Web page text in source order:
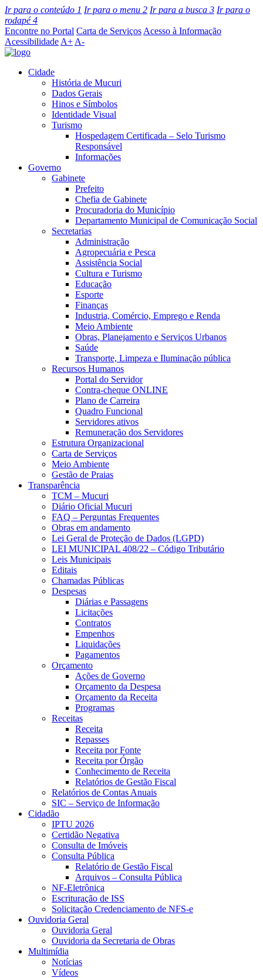
Ir para o conteúdo 1 Ir para o menu 2 Ir para a busca 3 Ir para o
rodapé4
Encontre no Portal Carta de Serviços Acesso à Informação
Acessibilidade A+ A-
Cidade
História de Mucuri
Dados Gerais
Hinos e Símbolos
Identidade Visual
Turismo
Hospedagem Certificada – Selo Turismo
Responsável
Informações
Governo
Gabinete
Prefeito
Chefia de Gabinete
Procuradoria do Município
Departamento Municipal de Comunicação Social
Secretarias
Administração
Agropecuária e Pesca
Assistência Social
Cultura e Turismo
Educação
Esporte
Finanças
Industria, Comércio, Emprego e Renda
Meio Ambiente
Obras, Planejamento e Serviços Urbanos
Saúde
Transporte, Limpeza e Iluminação pública
Recursos Humanos
Portal do Servidor
Contra-cheque ONLINE
Plano de Carreira
Quadro Funcional
Servidores ativos
Remuneração dos Servidores
Estrutura Organizacional
Carta de Serviços
Meio Ambiente
Gestão de Praias
Transparência
TCM – Mucuri
Diário Oficial Mucuri
FAQ – Perguntas Frequentes
Obras em andamento
Lei Geral de Proteção de Dados (LGPD)
LEI MUNICIPAL 408/22 – Código Tributário
Leis Municipais
Editais
Chamadas Públicas
Despesas
Diárias e Passagens
Licitações
Contratos
Empenhos
Liquidações
Pagamentos
Orçamento
Ações de Governo
Orçamento da Despesa
Orçamento da Receita
Programas
Receitas
Receita
Repasses
Receita por Fonte
Receita por Órgão
Conhecimento de Receita
Relatórios de Gestão Fiscal
Relatórios de Contas Anuais
SIC – Serviço de Informação
Cidadão
IPTU 2026
Certidão Negativa
Consulta de Imóveis
Consulta Pública
Relatório de Gestão Fiscal
Arquivos – Consulta Pública
NF-Eletrônica
Escrituração de ISS
Solicitação Credenciamento de NFS-e
Ouvidoria Geral
Ouvidoria Geral
Ouvidoria da Secretaria de Obras
Multimídia
Notícias
Vídeos